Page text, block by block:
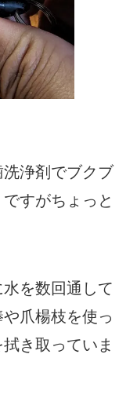
浄剤でブクブ
すがちょっと
を数回通して
爪楊枝を使っ
き取っていま